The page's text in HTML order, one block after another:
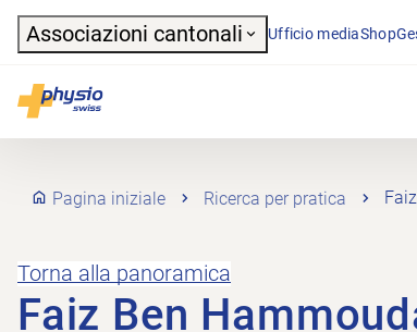
Header
Associazioni cantonali Ufficio mediaShop
Physioswiss
Navigazione principale
Pagina iniziale Ricerca per pratica
Torna alla panoramica
Faiz Ben